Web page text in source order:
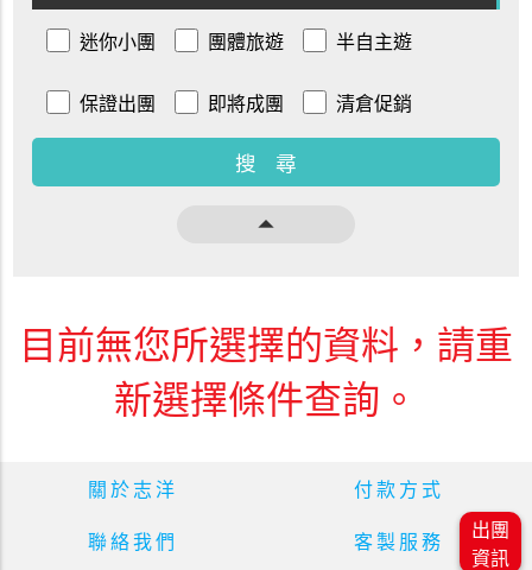
出團
資訊
迷你小團 團體旅遊 半自主遊
保證出團 即將成團 清倉促銷
arrow_drop_up
目前無您所選擇的資料，請重
新選擇條件查詢。
關於志洋 付款方式
聯絡我們 客製服務